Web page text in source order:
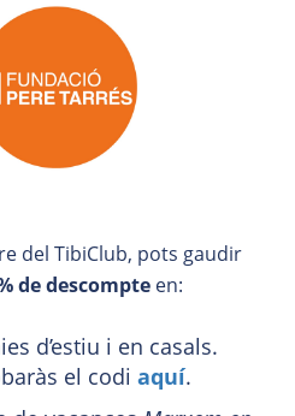
del TibiClub, pots gaudir
de descompteen:
d’estiu i en casals.
el codi aquí.